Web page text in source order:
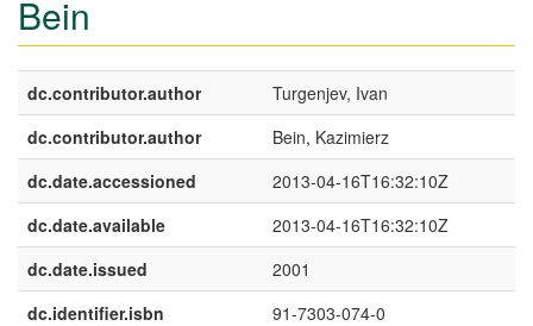
Bein
dc.contributor.author
Turgenjev, Ivan
dc.contributor.author
Bein, Kazimierz
dc.date.accessioned
2013-04-16T16:32:10Z
dc.date.available
2013-04-16T16:32:10Z
dc.date.issued
2001
dc.identifier.isbn
91-7303-074-0